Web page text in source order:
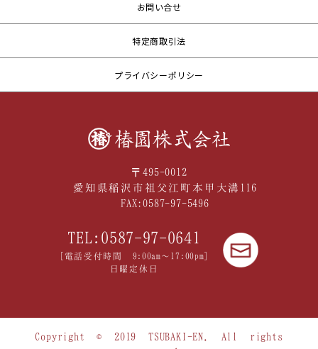
お問い合せ
特定商取引法
プライバシーポリシー
〒495-0012
愛知県稲沢市祖父江町本甲大溝116
FAX:0587-97-5496
TEL:0587-97-0641
[電話受付時間 9:00am〜17:00pm]
日曜定休日
Copyright © 2019 TSUBAKI-EN. All rights